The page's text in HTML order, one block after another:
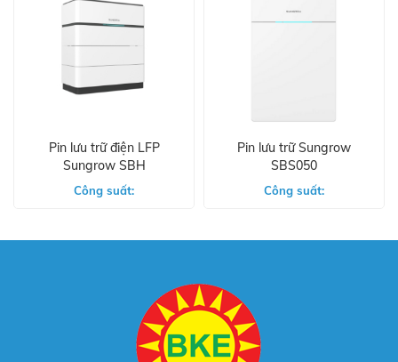
Pin lưu trữ điện LFP
Sungrow SBH
Công suất:
Pin lưu trữ Sungrow
SBS050
Công suất: